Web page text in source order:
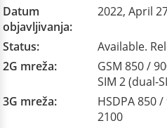
Datum
objavljivanja:
2022, April
Status:
Available.
2G mreža:
GSM 850 /
SIM 2 (dual-
3G mreža:
HSDPA 850
2100